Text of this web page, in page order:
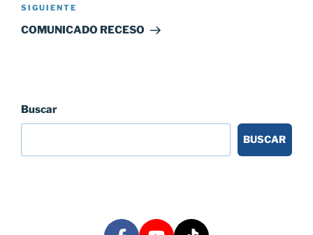
Siguiente
entrada
SIGUIENTE
COMUNICADO RECESO
Buscar
BUSCAR